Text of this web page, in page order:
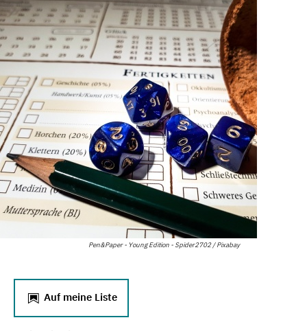
Pen&Paper - Young Edition - Spider2702 / Pixabay
Auf meine Liste